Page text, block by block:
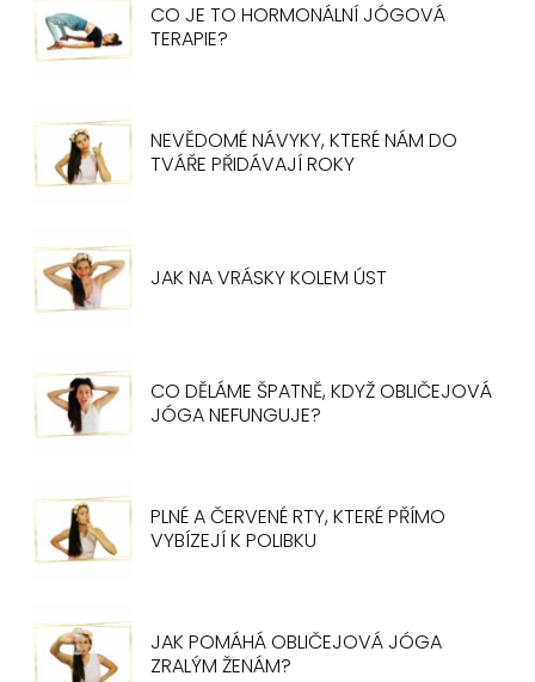
CO JE TO HORMONÁLNÍ JÓGOVÁ
TERAPIE?
NEVĚDOMÉ NÁVYKY, KTERÉ NÁM DO
TVÁŘE PŘIDÁVAJÍ ROKY
JAK NA VRÁSKY KOLEM ÚST
CO DĚLÁME ŠPATNĚ, KDYŽ OBLIČEJOVÁ
JÓGA NEFUNGUJE?
PLNÉ A ČERVENÉ RTY, KTERÉ PŘÍMO
VYBÍZEJÍ K POLIBKU
JAK POMÁHÁ OBLIČEJOVÁ JÓGA
ZRALÝM ŽENÁM?